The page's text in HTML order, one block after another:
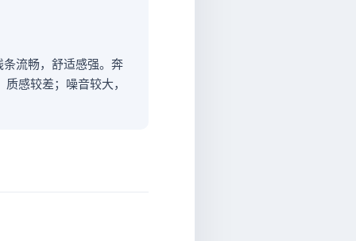
流畅，舒适感强。奔
感较差；噪音较大，